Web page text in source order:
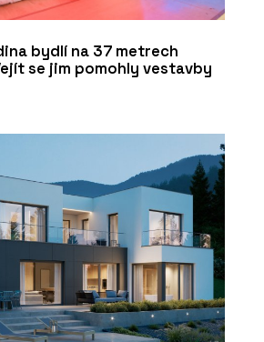
bydlí na 37 metrech
se jim pomohly vestavby